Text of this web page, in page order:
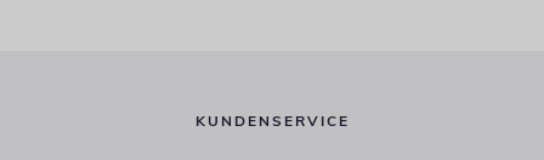
KUNDENSERVICE